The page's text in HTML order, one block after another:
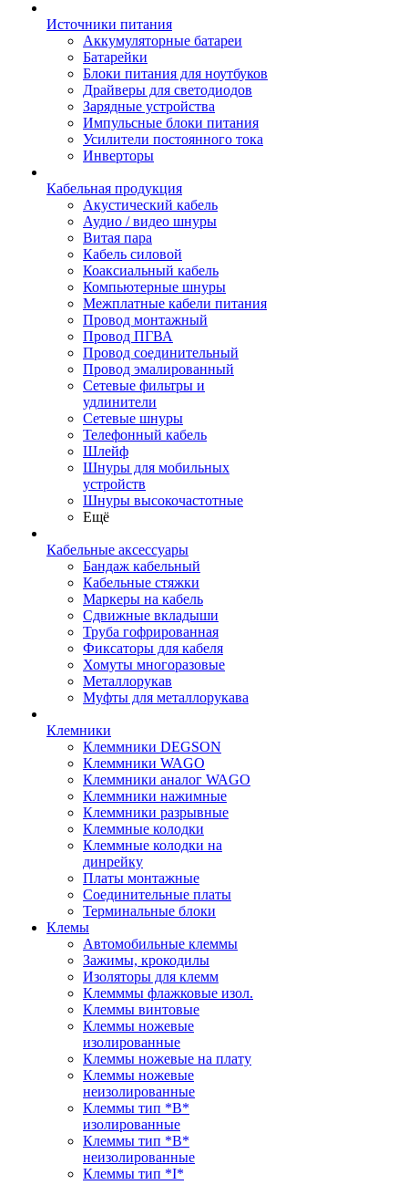
Источники питания
Аккумуляторные батареи
Батарейки
Блоки питания для ноутбуков
Драйверы для светодиодов
Зарядные устройства
Импульсные блоки питания
Усилители постоянного тока
Инверторы
Кабельная продукция
Акустический кабель
Аудио / видео шнуры
Витая пара
Кабель силовой
Коаксиальный кабель
Компьютерные шнуры
Межплатные кабели питания
Провод монтажный
Провод ПГВА
Провод соединительный
Провод эмалированный
Сетевые фильтры и
удлинители
Сетевые шнуры
Телефонный кабель
Шлейф
Шнуры для мобильных
устройств
Шнуры высокочастотные
Ещё
Кабельные аксессуары
Бандаж кабельный
Кабельные стяжки
Маркеры на кабель
Сдвижные вкладыши
Труба гофрированная
Фиксаторы для кабеля
Хомуты многоразовые
Металлорукав
Муфты для металлорукава
Клемники
Клеммники DEGSON
Клеммники WAGO
Клеммники аналог WAGO
Клеммники нажимные
Клеммники разрывные
Клеммные колодки
Клеммные колодки на
динрейку
Платы монтажные
Соединительные платы
Терминальные блоки
Клемы
Автомобильные клеммы
Зажимы, крокодилы
Изоляторы для клемм
Клемммы флажковые изол.
Клеммы винтовые
Клеммы ножевые
изолированные
Клеммы ножевые на плату
Клеммы ножевые
неизолированные
Клеммы тип *B*
изолированные
Клеммы тип *B*
неизолированные
Клеммы тип *I*